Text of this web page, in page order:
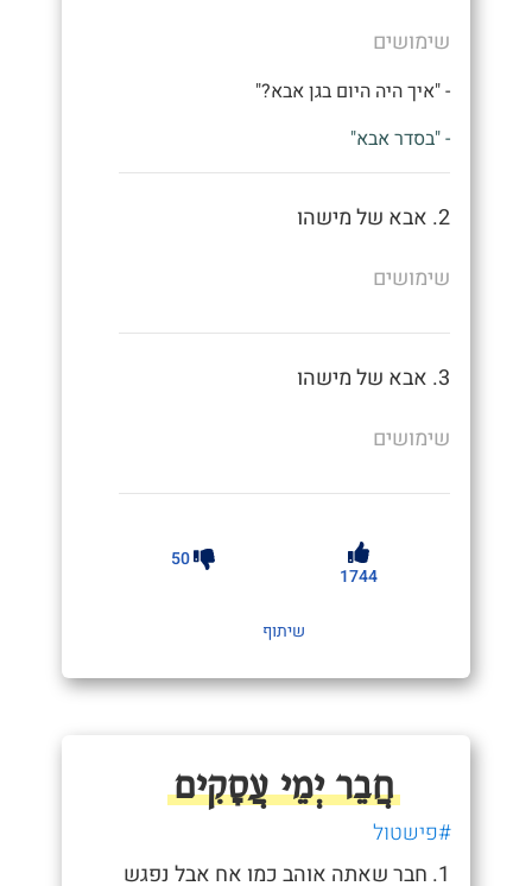
שימושים
- "איך היה היום בגן אבא?"
- "בסדר אבא"
2. אבא של מישהו
שימושים
3. אבא של מישהו
שימושים
1744
50
שיתוף
חֲבֵר יְמֵי עֲסָקִים
#פישטול
1. חבר שאתה אוהב כמו אח אבל נפגש